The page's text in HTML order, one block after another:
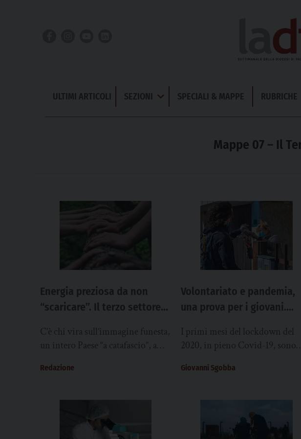
ULTIMI ARTICOLI SEZIONI
Apri
Menu
SPECIALI & MAPPE RUBRICHE
Mappe 07 – Il
Energia preziosa da non
“scaricare”. Il terzo settore è
ma rallentato da oneri e
C’è chi vira sull’immagine funesta,
un intero Paese “a catafascio”, a
si inceppa bloccando tutto il
Redazione
Volontariato e pandemia,
una prova per i giovani.
I primi mesi del lockdown del
2020, in pieno Covid-19, sono
il fatto che moltissimi volontari
Giovanni Sgobba